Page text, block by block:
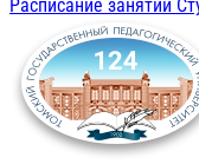
Расписание занятий